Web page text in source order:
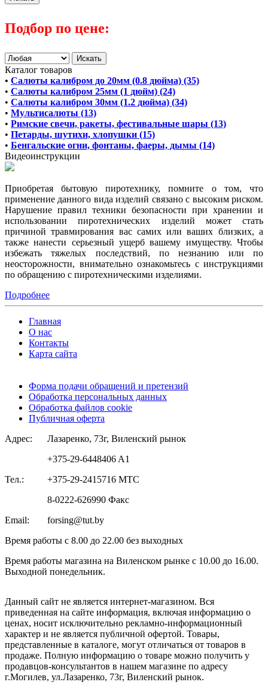
Подбор по цене:
Каталог товаров
• Салюты калибром до 20мм (0.8 дюйма) (35)
• Салюты калибром 25мм (1 дюйм) (24)
• Салюты калибром 30мм (1.2 дюйма) (34)
• Мультисалюты (13)
• Римские свечи, ракеты, фестивальные шары (13)
• Петарды, шутихи, хлопушки (15)
• Бенгальские огни, фонтаны, фаеры, дымы (14)
Видеоинструкции
Приобретая бытовую пиротехнику, помните о том, что
применение данного вида изделий связано с высоким риском.
Нарушение правил техники безопасности при хранении и
использовании пиротехнических изделий может стать
причиной травмирования вас самих или ваших близких, а
также нанести серьезный ущерб вашему имуществу. Чтобы
избежать тяжелых последствий, по незнанию или по
неосторожности, внимательно ознакомьтесь с инструкциями
по обращению с пиротехническими изделиями.
Подробнее
Главная
О нас
Контакты
Карта сайта
Форма подачи обращений и претензий
Обработка персональных данных
Обработка файлов cookie
Публичная оферта
Адрес:
Лазаренко, 73г, Виленский рынок
Тел.:
+375-29-6448406 A1
+375-29-2415716 МТС
8-0222-626990 Факс
Email:
forsing@tut.by
Время работы с 8.00 до 22.00 без выходных
Время работы магазина на Виленском рынке с 10.00 до 16.00.
Выходной понедельник.
Данный сайт не является интернет-магазином. Вся
приведенная на сайте информация, включая информацию о
ценах, носит исключительно рекламно-информационный
характер и не является публичной офертой. Товары,
представленные в каталоге, могут отличаться от товаров в
продаже. Полную информацию о товаре можно получить у
продавцов-консультантов в нашем магазине по адресу
г.Могилев, ул.Лазаренко, 73г, Виленский рынок.